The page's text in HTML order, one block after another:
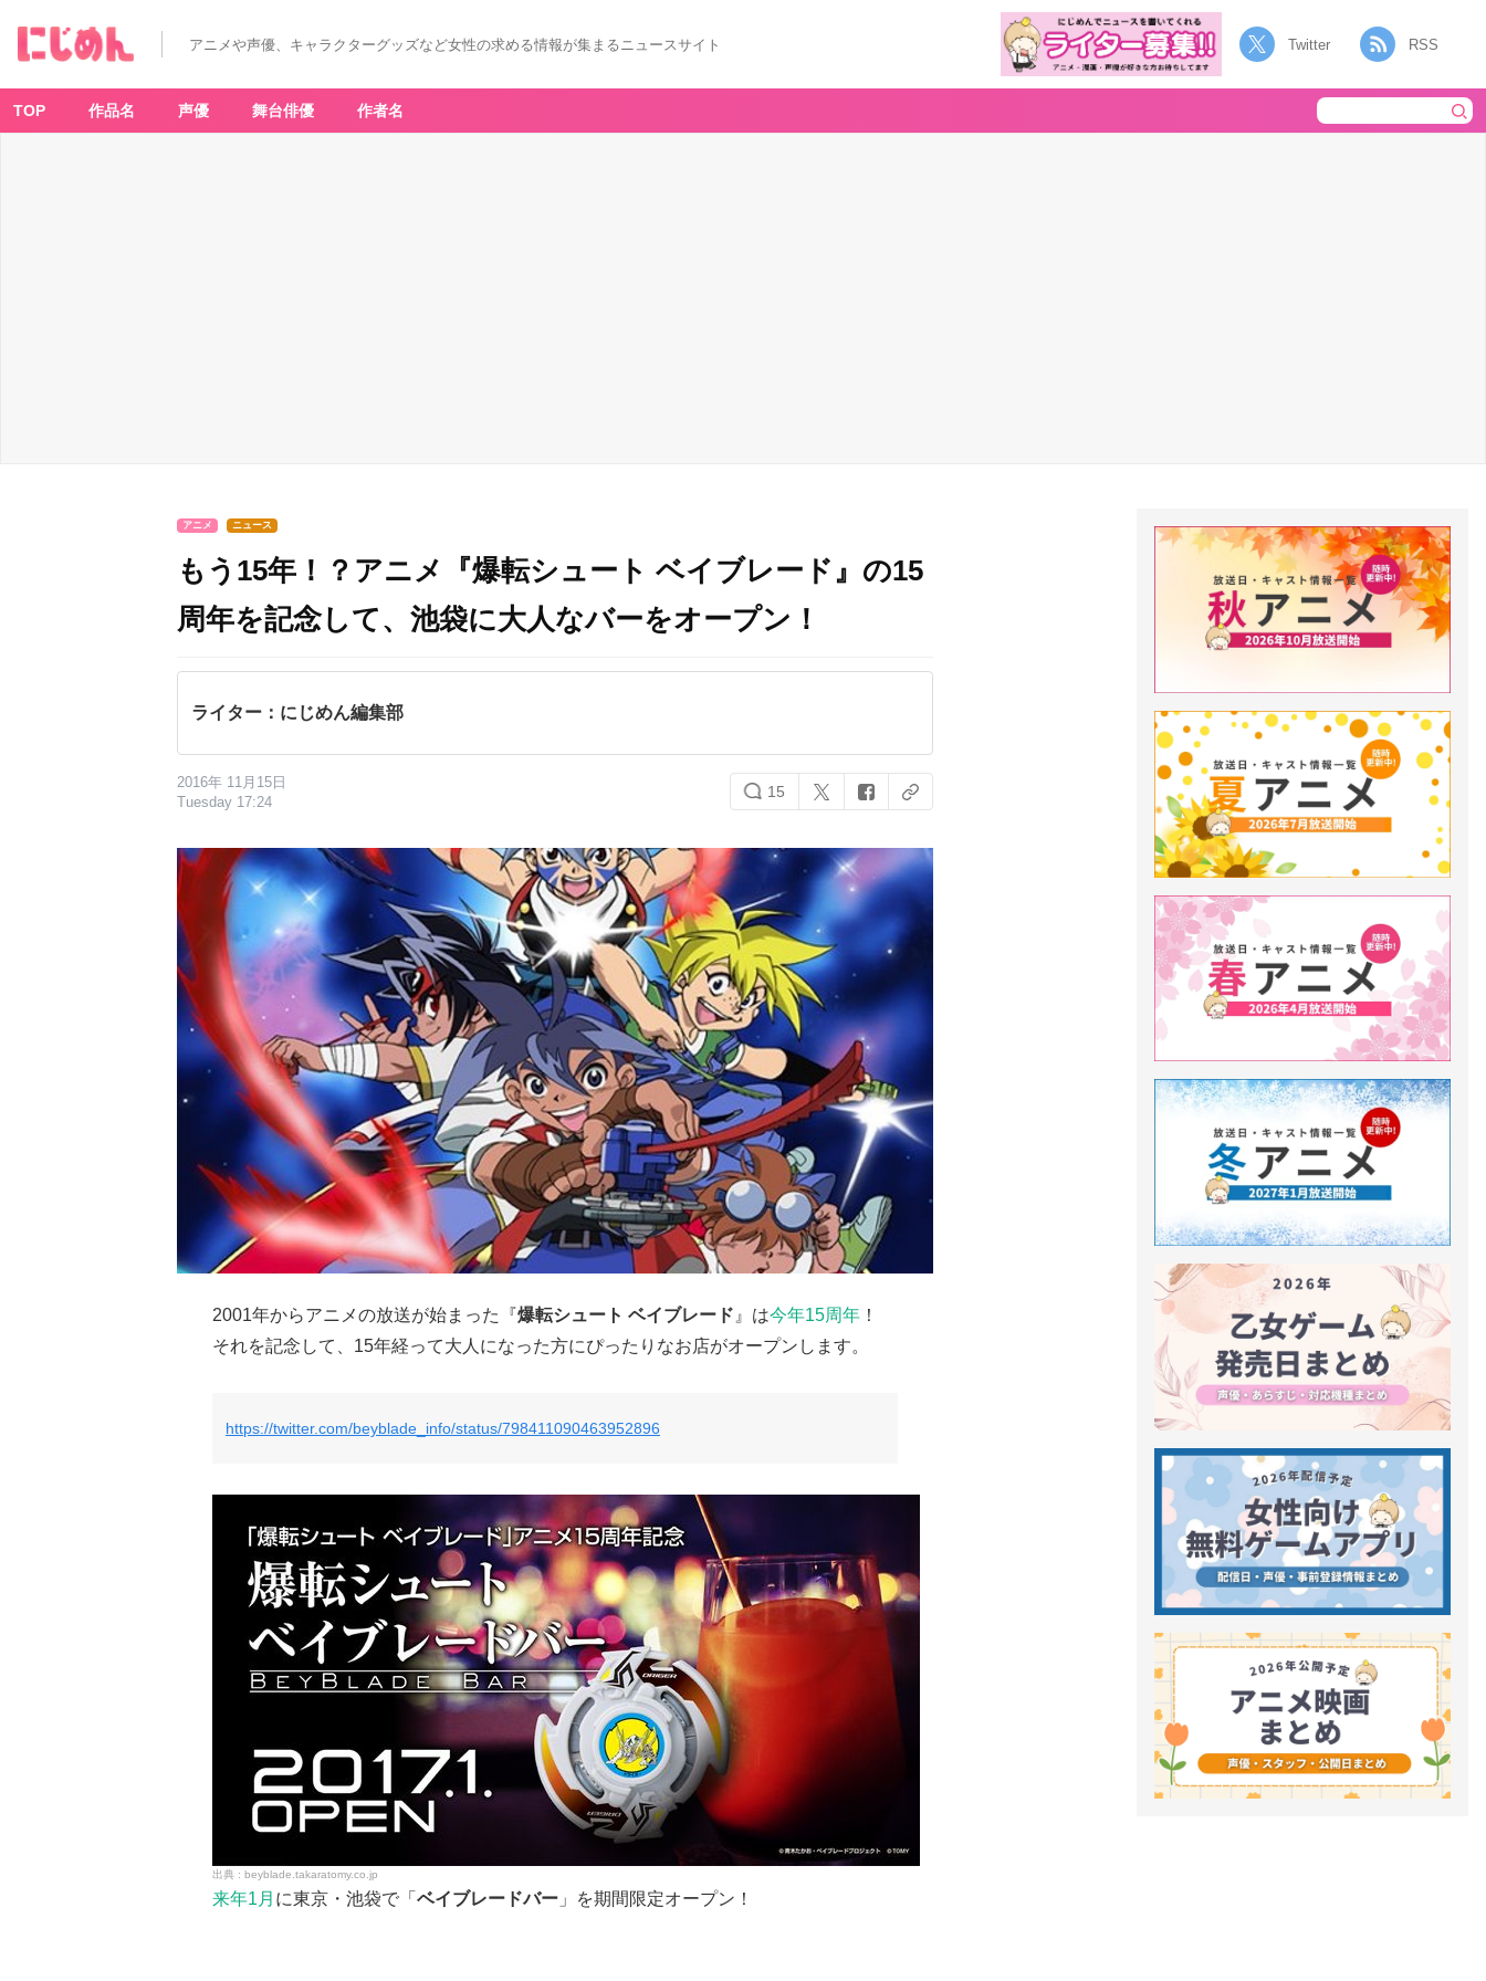
アニメや声優、キャラクターグッズなど女性の求める情報が集まるニュースサイト Twitter RSS
TOP 作品名 声優 舞台俳優 作者名
アニメ ニュース
もう15年！？アニメ『爆転シュート ベイブレード』の15
周年を記念して、池袋に大人なバーをオープン！
ライター：にじめん編集部
2016年 11月15日
Tuesday 17:24
15
2001年からアニメの放送が始まった『爆転シュート ベイブレード 』は今年15周年 ！
それを記念して、15年経って大人になった方にぴったりなお店がオープンします。
https://twitter.com/beyblade_info/status/798411090463952896
beyblade.takaratomy.co.jp
来年1月 に東京・池袋で「 ベイブレードバー 」を期間限定オープン！